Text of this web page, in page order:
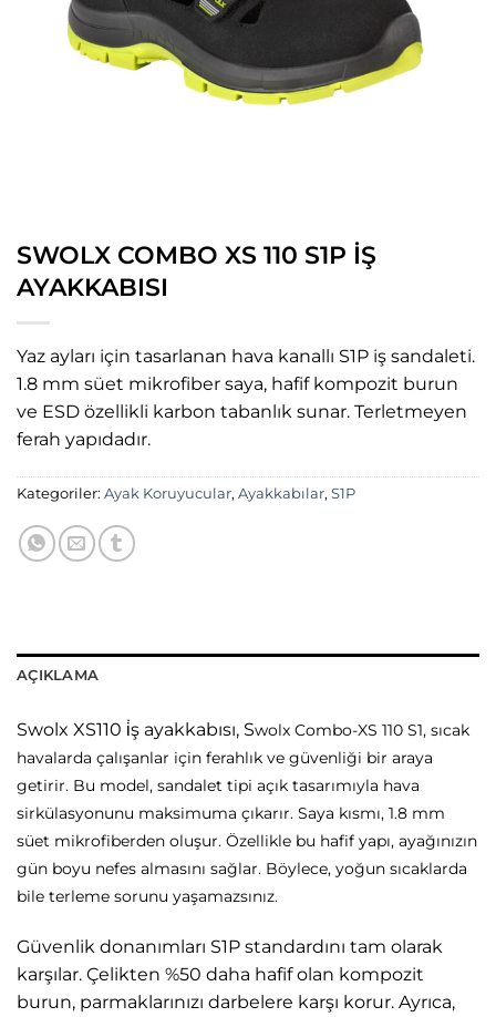
SWOLX COMBO XS 110 S1P İŞ
AYAKKABISI
Yaz ayları için tasarlanan hava kanallı S1P iş sandaleti.
1.8 mm süet mikrofiber saya, hafif kompozit burun
ve ESD özellikli karbon tabanlık sunar. Terletmeyen
ferah yapıdadır.
Kategoriler: Ayak Koruyucular, Ayakkabılar, S1P
AÇIKLAMA
Swolx XS110 i̇ş ayakkabısı, Swolx Combo-XS 110 S1, sıcak
havalarda çalışanlar için ferahlık ve güvenliği bir araya
getirir. Bu model, sandalet tipi açık tasarımıyla hava
sirkülasyonunu maksimuma çıkarır. Saya kısmı, 1.8 mm
süet mikrofiberden oluşur. Özellikle bu hafif yapı, ayağınızın
gün boyu nefes almasını sağlar. Böylece, yoğun sıcaklarda
bile terleme sorunu yaşamazsınız.
Güvenlik donanımları S1P standardını tam olarak
karşılar. Çelikten %50 daha hafif olan kompozit
burun, parmaklarınızı darbelere karşı korur. Ayrıca,